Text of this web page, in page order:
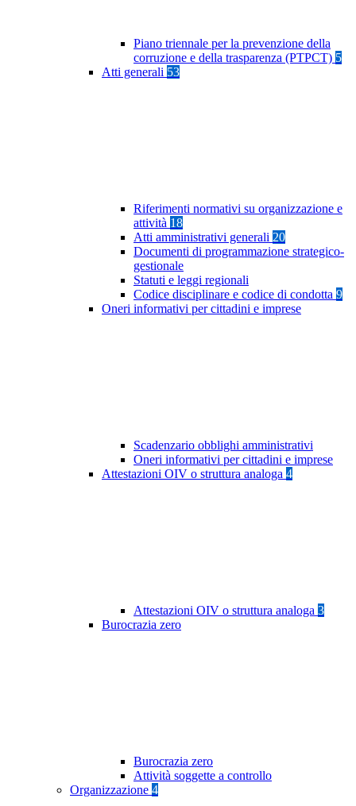
Piano triennale per la prevenzione della
corruzione e della trasparenza (PTPCT) 5
Atti generali 53
Riferimenti normativi su organizzazione e
attività 18
Atti amministrativi generali 20
Documenti di programmazione strategico-
gestionale
Statuti e leggi regionali
Codice disciplinare e codice di condotta 9
Oneri informativi per cittadini e imprese
Scadenzario obblighi amministrativi
Oneri informativi per cittadini e imprese
Attestazioni OIV o struttura analoga 4
Attestazioni OIV o struttura analoga 3
Burocrazia zero
Burocrazia zero
Attività soggette a controllo
Organizzazione 4